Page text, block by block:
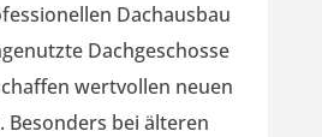
Dachausbau
Dachgeschosse
wertvollen neuen
Besonders bei älteren